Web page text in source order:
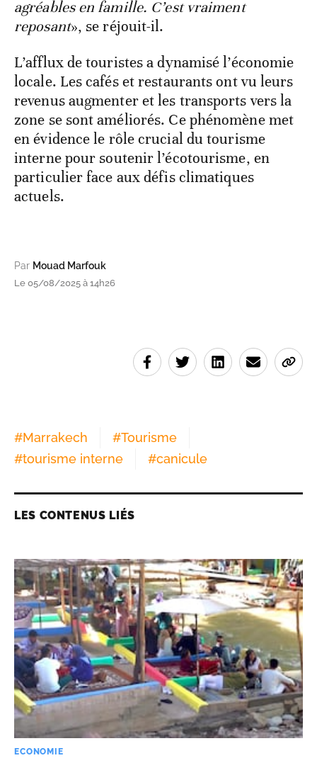
agréables en famille. C’est vraiment
reposant», se réjouit-il.
L’afflux de touristes a dynamisé l’économie
locale. Les cafés et restaurants ont vu leurs
revenus augmenter et les transports vers la
zone se sont améliorés. Ce phénomène met
en évidence le rôle crucial du tourisme
interne pour soutenir l’écotourisme, en
particulier face aux défis climatiques
actuels.
Par Mouad Marfouk
Le 05/08/2025 à 14h26
#Marrakech #Tourisme
#tourisme interne #canicule
LES CONTENUS LIÉS
ECONOMIE